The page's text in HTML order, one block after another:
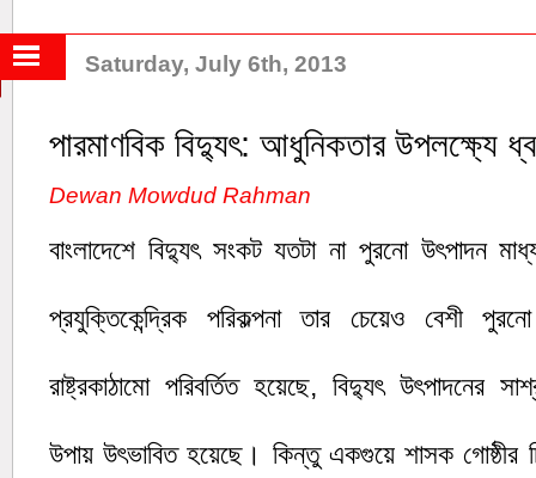
Saturday, July 6th, 2013
পারমাণবিক বিদ্যুৎ: আধুনিকতার উপলক্ষ্যে
Dewan Mowdud Rahman
বাংলাদেশে বিদ্যুৎ সংকট যতটা না পুরনো উৎপাদন
প্রযুক্তিকেন্দ্রিক পরিকল্পনা তার চেয়েও বেশী
রাষ্ট্রকাঠামো পরিবর্তিত হয়েছে, বিদ্যুৎ উৎপাদনের
উপায় উৎভাবিত হয়েছে। কিন্তু একগুয়ে শাসক গোষ্ঠীর